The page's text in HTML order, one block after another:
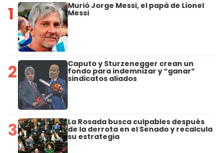
1 Murió Jorge Messi, el papá de Lionel
Messi
2 Caputo y Sturzenegger crean un
fondo para indemnizar y “ganar”
sindicatos aliados
3 La Rosada busca culpables después
de la derrota en el Senado y recalcula
su estrategia